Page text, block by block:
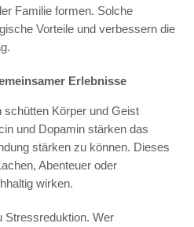
Familie formen. Solche
Vorteile und verbessern die
Erlebnisse
Körper und Geist
und Dopamin stärken das
stärken zu können. Dieses
Abenteuer oder
wirken.
Stressreduktion. Wer